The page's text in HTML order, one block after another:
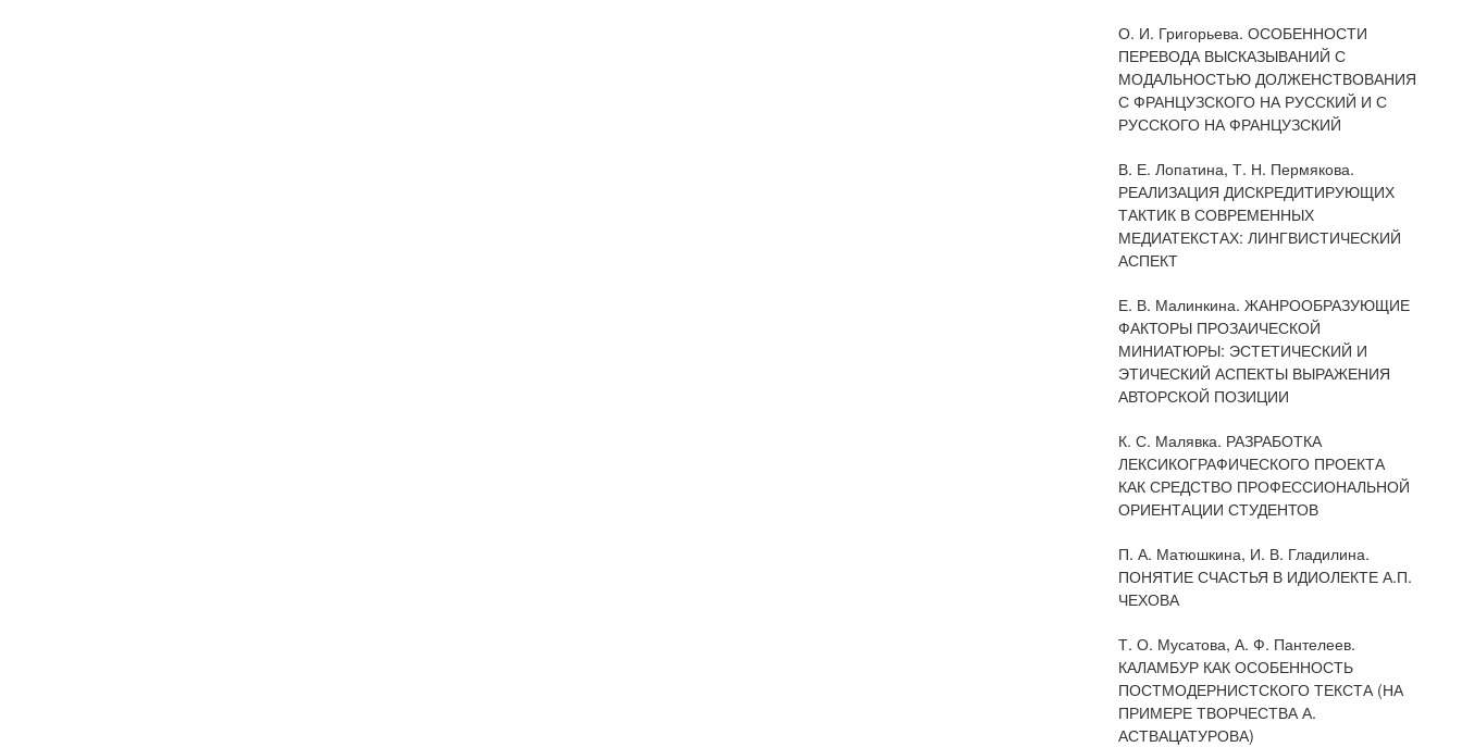
О. И. Григорьева. ОСОБЕННОСТИ
ПЕРЕВОДА ВЫСКАЗЫВАНИЙ С
МОДАЛЬНОСТЬЮ ДОЛЖЕНСТВОВАНИЯ
С ФРАНЦУЗСКОГО НА РУССКИЙ И С
РУССКОГО НА ФРАНЦУЗСКИЙ
В. Е. Лопатина, Т. Н. Пермякова.
РЕАЛИЗАЦИЯ ДИСКРЕДИТИРУЮЩИХ
ТАКТИК В СОВРЕМЕННЫХ
МЕДИАТЕКСТАХ: ЛИНГВИСТИЧЕСКИЙ
АСПЕКТ
Е. В. Малинкина. ЖАНРООБРАЗУЮЩИЕ
ФАКТОРЫ ПРОЗАИЧЕСКОЙ
МИНИАТЮРЫ: ЭСТЕТИЧЕСКИЙ И
ЭТИЧЕСКИЙ АСПЕКТЫ ВЫРАЖЕНИЯ
АВТОРСКОЙ ПОЗИЦИИ
К. С. Малявка. РАЗРАБОТКА
ЛЕКСИКОГРАФИЧЕСКОГО ПРОЕКТА
КАК СРЕДСТВО ПРОФЕССИОНАЛЬНОЙ
ОРИЕНТАЦИИ СТУДЕНТОВ
П. А. Матюшкина, И. В. Гладилина.
ПОНЯТИЕ СЧАСТЬЯ В ИДИОЛЕКТЕ А.П.
ЧЕХОВА
Т. О. Мусатова, А. Ф. Пантелеев.
КАЛАМБУР КАК ОСОБЕННОСТЬ
ПОСТМОДЕРНИСТСКОГО ТЕКСТА (НА
ПРИМЕРЕ ТВОРЧЕСТВА А.
АСТВАЦАТУРОВА)